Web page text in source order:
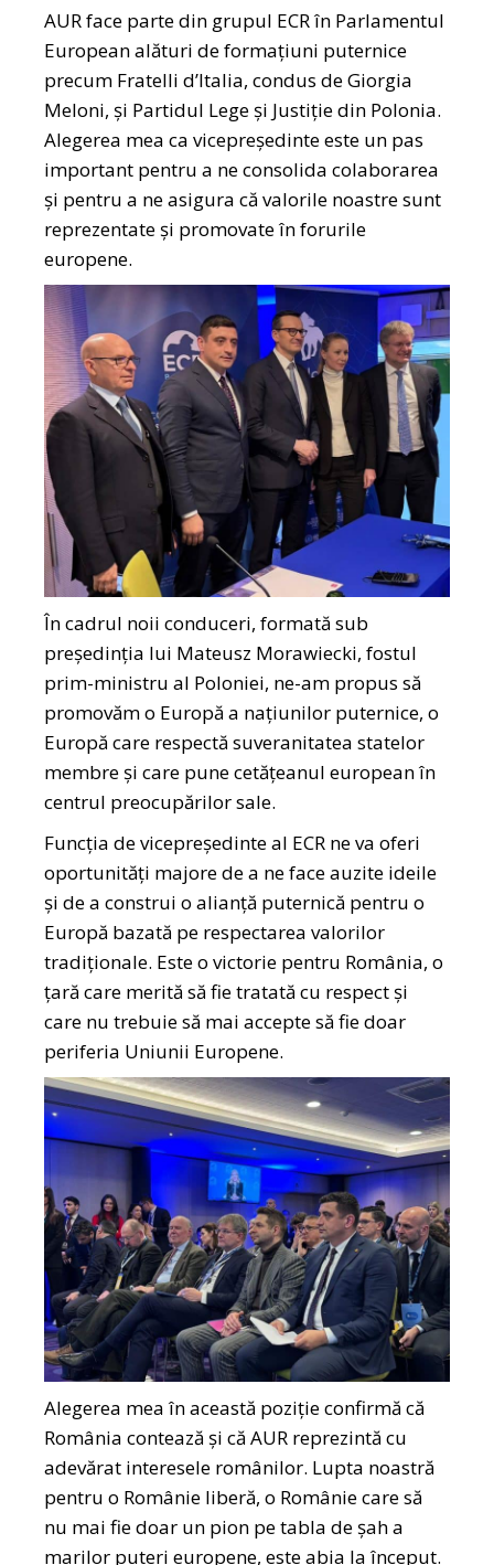
AUR face parte din grupul ECR în Parlamentul
European alături de formațiuni puternice
precum Fratelli d’Italia, condus de Giorgia
Meloni, și Partidul Lege și Justiție din Polonia.
Alegerea mea ca vicepreședinte este un pas
important pentru a ne consolida colaborarea
și pentru a ne asigura că valorile noastre sunt
reprezentate și promovate în forurile
europene.
În cadrul noii conduceri, formată sub
președinția lui Mateusz Morawiecki, fostul
prim-ministru al Poloniei, ne-am propus să
promovăm o Europă a națiunilor puternice, o
Europă care respectă suveranitatea statelor
membre și care pune cetățeanul european în
centrul preocupărilor sale.
Funcția de vicepreședinte al ECR ne va oferi
oportunități majore de a ne face auzite ideile
și de a construi o alianță puternică pentru o
Europă bazată pe respectarea valorilor
tradiționale. Este o victorie pentru România, o
țară care merită să fie tratată cu respect și
care nu trebuie să mai accepte să fie doar
periferia Uniunii Europene.
Alegerea mea în această poziție confirmă că
România contează și că AUR reprezintă cu
adevărat interesele românilor. Lupta noastră
pentru o Românie liberă, o Românie care să
nu mai fie doar un pion pe tabla de șah a
marilor puteri europene, este abia la început.